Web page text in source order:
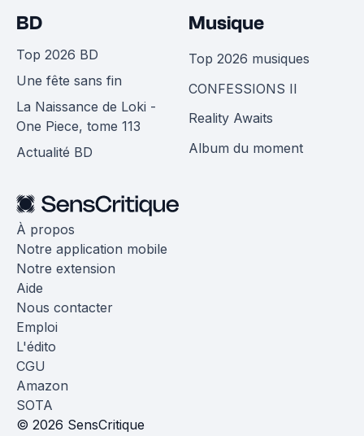
BD
Top 2026 BD
Une fête sans fin
La Naissance de Loki -
One Piece, tome 113
Actualité BD
Musique
Top 2026 musiques
CONFESSIONS II
Reality Awaits
Album du moment
À propos
Notre application mobile
Notre extension
Aide
Nous contacter
Emploi
L'édito
CGU
Amazon
SOTA
© 2026 SensCritique